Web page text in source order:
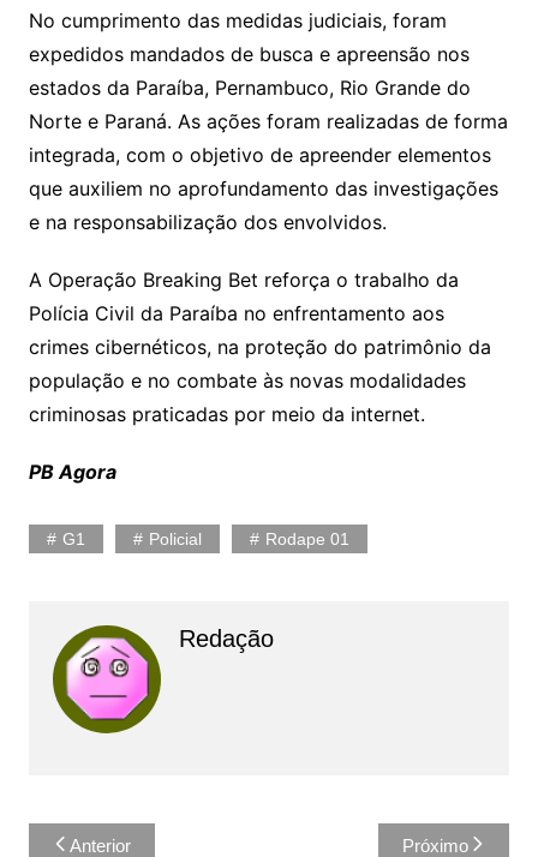
No cumprimento das medidas judiciais, foram
expedidos mandados de busca e apreensão nos
estados da Paraíba, Pernambuco, Rio Grande do
Norte e Paraná. As ações foram realizadas de forma
integrada, com o objetivo de apreender elementos
que auxiliem no aprofundamento das investigações
e na responsabilização dos envolvidos.
A Operação Breaking Bet reforça o trabalho da
Polícia Civil da Paraíba no enfrentamento aos
crimes cibernéticos, na proteção do patrimônio da
população e no combate às novas modalidades
criminosas praticadas por meio da internet.
PB Agora
G1 Policial Rodape 01
Redação
Navegação
Anterior Próximo